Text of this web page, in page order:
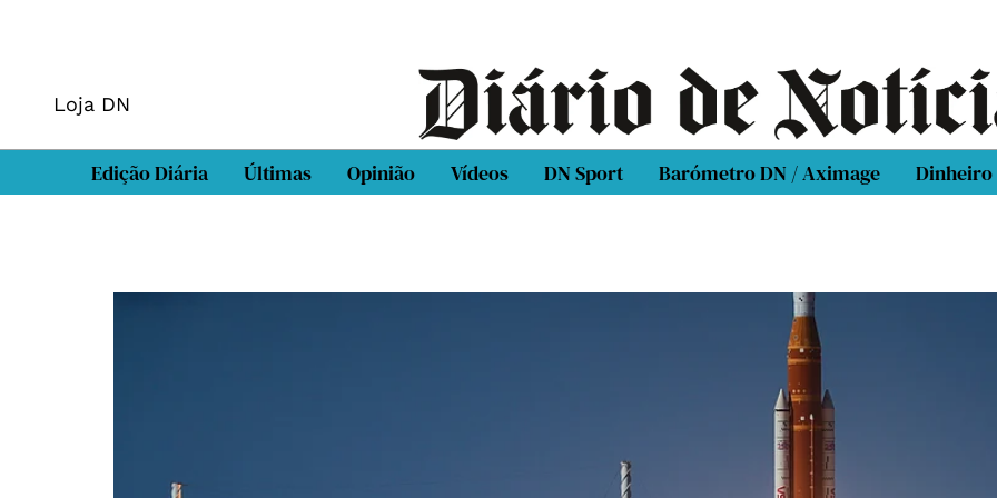
Loja DN
Edição Diária Últimas Opinião Vídeos DN Sport Barómetro DN / Aximage Dinheiro